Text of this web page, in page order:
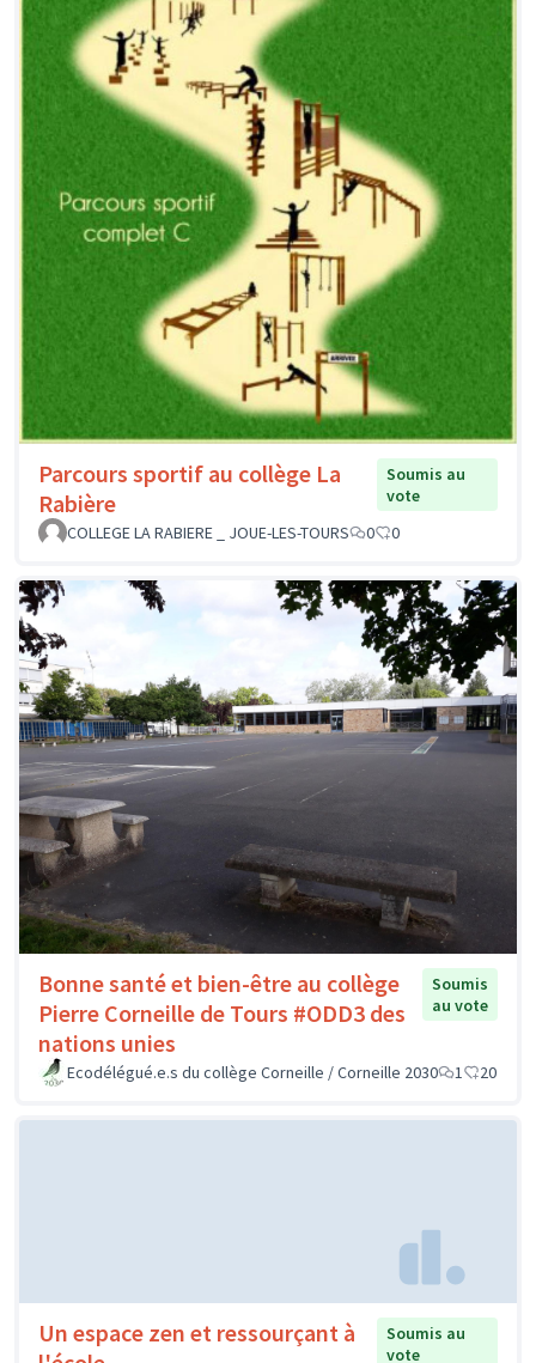
Parcours sportif au collège La
Rabière
Soumis au
vote
COLLEGE LA RABIERE _ JOUE-LES-TOURS
0 0
Bonne santé et bien-être au collège
Pierre Corneille de Tours #ODD3 des
nations unies
Soumis
au vote
Ecodélégué.e.s du collège Corneille / Corneille 2030 1 20
Un espace zen et ressourçant à
Soumis au
vote